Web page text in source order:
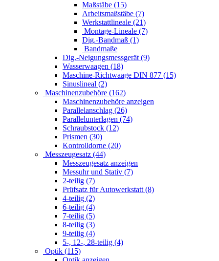
Maßstäbe (15)
Arbeitsmaßstäbe (7)
Werkstattlineale (21)
Montage-Lineale (7)
Dig.-Bandmaß (1)
Bandmaße
Dig.-Neigungsmessgerät (9)
Wasserwaagen (18)
Maschine-Richtwaage DIN 877 (15)
Sinuslineal (2)
Maschinenzubehöre (162)
Maschinenzubehöre anzeigen
Parallelanschlag (26)
Parallelunterlagen (74)
Schraubstock (12)
Prismen (30)
Kontrolldorne (20)
Messzeugesatz (44)
Messzeugesatz anzeigen
Messuhr und Stativ (7)
2-teilig (7)
Prüfsatz für Autowerkstatt (8)
4-teilig (2)
6-teilig (4)
7-teilig (5)
8-teilig (3)
9-teilig (4)
5-, 12-, 28-teilig (4)
Optik (115)